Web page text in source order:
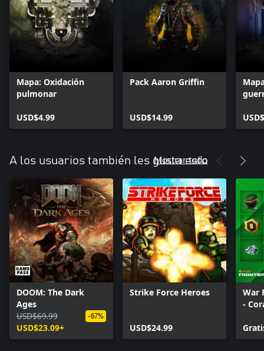
Mapa: Oxidación
pulmonar
USD$4.99
Pack Aaron Griffin
USD$14.99
A los usuarios también les gusta esto
Mostrar todo
DOOM: The Dark
Ages
USD$69.99
USD$23.09+
-67%
Strike Force Heroes
USD$24.99
War
-